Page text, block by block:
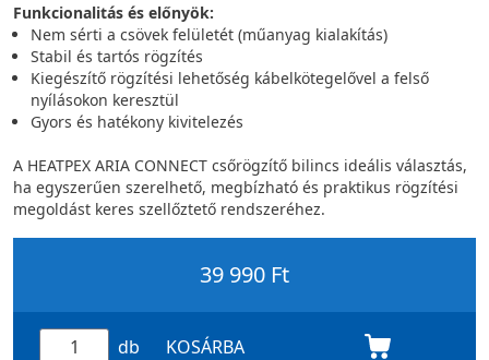
Funkcionalitás és előnyök:
Nem sérti a csövek felületét (műanyag kialakítás)
Stabil és tartós rögzítés
Kiegészítő rögzítési lehetőség kábelkötegelővel a felső
nyílásokon keresztül
Gyors és hatékony kivitelezés
A HEATPEX ARIA CONNECT csőrögzítő bilincs ideális választás,
ha egyszerűen szerelhető, megbízható és praktikus rögzítési
megoldást keres szellőztető rendszeréhez.
39 990 Ft
db KOSÁRBA